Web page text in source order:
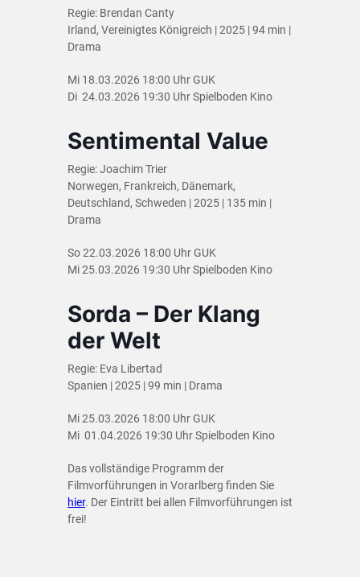
Regie: Brendan Canty
Irland, Vereinigtes Königreich | 2025 | 94 min |
Drama
Mi 18.03.2026 18:00 Uhr GUK
Di 24.03.2026 19:30 Uhr Spielboden Kino
Sentimental Value
Regie: Joachim Trier
Norwegen, Frankreich, Dänemark,
Deutschland, Schweden | 2025 | 135 min |
Drama
So 22.03.2026 18:00 Uhr GUK
Mi 25.03.2026 19:30 Uhr Spielboden Kino
Sorda – Der Klang
der Welt
Regie: Eva Libertad
Spanien | 2025 | 99 min | Drama
Mi 25.03.2026 18:00 Uhr GUK
Mi 01.04.2026 19:30 Uhr Spielboden Kino
Das vollständige Programm der
Filmvorführungen in Vorarlberg finden Sie
hier. Der Eintritt bei allen Filmvorführungen ist
frei!